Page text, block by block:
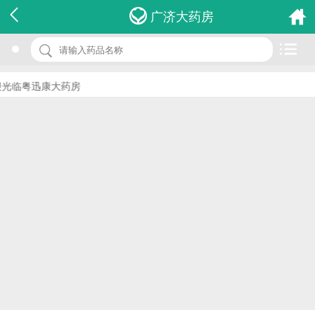
广济大药房
粤迅康大药房
名 称：香砂六君丸
品 牌：(莘原)